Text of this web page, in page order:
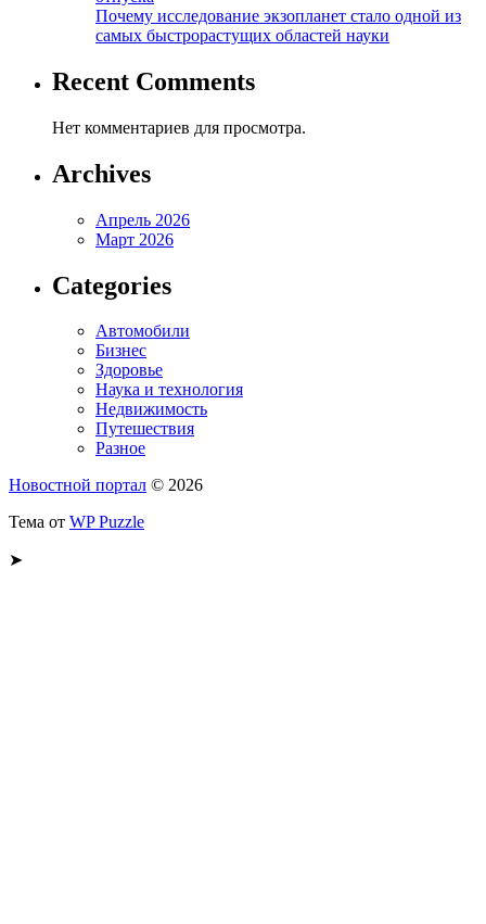
Почему исследование экзопланет стало одной из
самых быстрорастущих областей науки
Recent Comments
Нет комментариев для просмотра.
Archives
Апрель 2026
Март 2026
Categories
Автомобили
Бизнес
Здоровье
Наука и технология
Недвижимость
Путешествия
Разное
Новостной портал © 2026
Тема от WP Puzzle
➤